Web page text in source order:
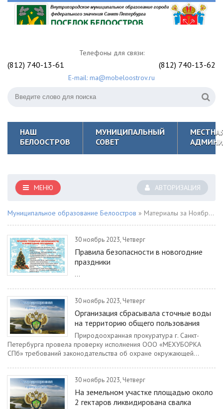
Телефоны для связи:
(812) 740-13-61 (812) 740-13-62
E-mail: ma@mobeloostrov.ru
НАШ
БЕЛООСТРОВ
МУНИЦИПАЛЬНЫЙ
СОВЕТ
АВТОРИЗАЦИЯ
МЕНЮ
Муниципальное образование Белоостров » Материалы за Ноябрь 2023 года
30 ноябрь 2023, Четверг
Правила безопасности в новогодние
праздники
...
30 ноябрь 2023, Четверг
Организация сбрасывала сточные воды
на территорию общего пользования
Природоохранная прокуратура г. Санкт-
Петербурга провела проверку исполнения ООО «МЕХУБОРКА
СПб» требований законодательства об охране окружающей...
30 ноябрь 2023, Четверг
На земельном участке площадью около
2 гектаров ликвидирована свалка